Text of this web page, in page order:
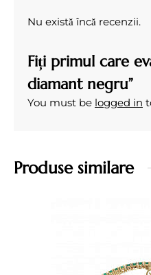
Nu există încă recenzii.
Fiți primul care
diamant negru”
You must be logged in
Produse similare